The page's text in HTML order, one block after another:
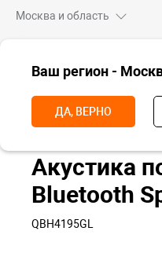
Москва и область
Ваш регион -
ДА, ВЕРНО
Главная Аксессуары
Акустика
Bluetooth
QBH4195GL